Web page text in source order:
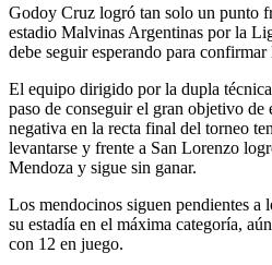
Godoy Cruz logró tan solo un punto
estadio Malvinas Argentinas por la
debe seguir esperando para confirmar
El equipo dirigido por la dupla
paso de conseguir el gran objetivo de
negativa en la recta final del torneo
levantarse y frente a San Lorenzo
Mendoza y sigue sin ganar.
Los mendocinos siguen pendientes a
su estadía en el máxima categoría,
con 12 en juego.